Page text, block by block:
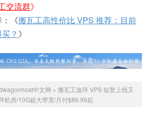
交流群》
《搬瓦工高性价比 VPS 推荐：目前
？ 》
中文网 » 搬瓦工迪拜 VPS 短暂上线又
机房/10G超大带宽/月付$86.99起